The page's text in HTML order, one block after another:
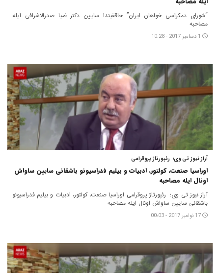
“شورای دمکراسی خواهان ایران” حاققیندا سایین دکتر ضیا صدرالاشرافی ایله
مصاحبه
1 دسامبر 2017 - 10:28
آراز نیوز تی وی؛ رئپورتاژ پروقرامی
اوراسیا صنعت، کولتور، ادبیات و بیلیم فدراسیونو باشقانی سایین ساواش
اونال ایله مصاحبه
آراز نیوز تی وی؛ رئپورتاژ پروقرامی اوراسیا صنعت، کولتور، ادبیات و بیلیم فدراسیونو
باشقانی سایین ساواش اونال ایله مصاحبه
17 نوامبر 2017 - 00:03